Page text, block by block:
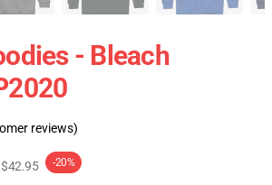
- Bleach
reviews)
$42.95 -20%